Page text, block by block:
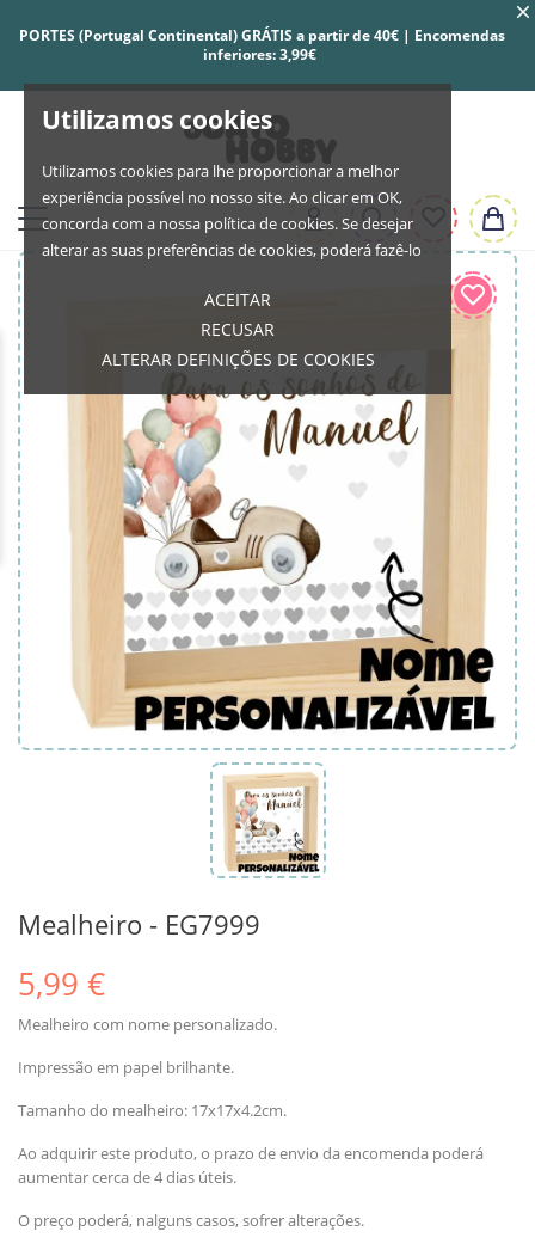
Utilizamos cookies
Utilizamos cookies para lhe proporcionar a melhor
experiência possível no nosso site. Ao clicar em OK,
concorda com a nossa política de cookies. Se desejar
alterar as suas preferências de cookies, poderá fazê-lo
ACEITAR
RECUSAR
ALTERAR DEFINIÇÕES DE COOKIES
PORTES (Portugal Continental) GRÁTIS a partir de 40€ | Encomendas
inferiores: 3,99€
Mealheiro - EG7999
5,99 €
Mealheiro com nome personalizado.
Impressão em papel brilhante.
Tamanho do mealheiro: 17x17x4.2cm.
Ao adquirir este produto, o prazo de envio da encomenda poderá
aumentar cerca de 4 dias úteis.
O preço poderá, nalguns casos, sofrer alterações.